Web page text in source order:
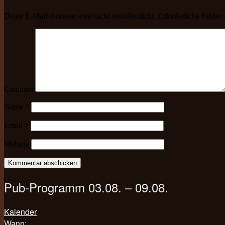
Deine E-Mail-Adresse wird nicht veröffentlicht. Erforderliche Felder
Comment
Name
Email
Website
Pub-Programm 03.08. – 09.08.
Kalender